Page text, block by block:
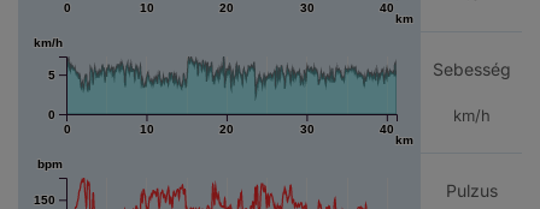
0 10 20 30 40
km
0 10 20 30 40
km
0
5
km/h
Sebesség
km/h
150
bpm
Pulzus